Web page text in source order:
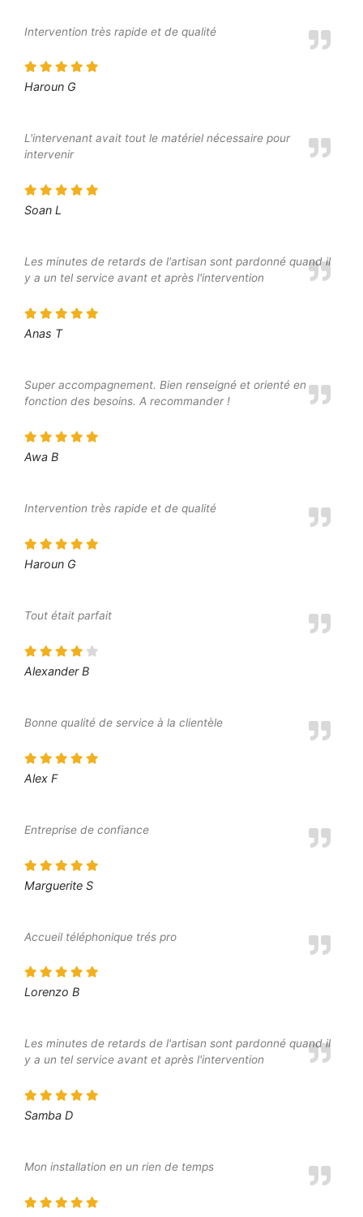
Intervention très rapide et de qualité
Haroun G
L'intervenant avait tout le matériel nécessaire pour
intervenir
Soan L
Les minutes de retards de l'artisan sont pardonné quand il
y a un tel service avant et après l'intervention
Anas T
Super accompagnement. Bien renseigné et orienté en
fonction des besoins. A recommander !
Awa B
Intervention très rapide et de qualité
Haroun G
Tout était parfait
Alexander B
Bonne qualité de service à la clientèle
Alex F
Entreprise de confiance
Marguerite S
Accueil téléphonique trés pro
Lorenzo B
Les minutes de retards de l'artisan sont pardonné quand il
y a un tel service avant et après l'intervention
Samba D
Mon installation en un rien de temps